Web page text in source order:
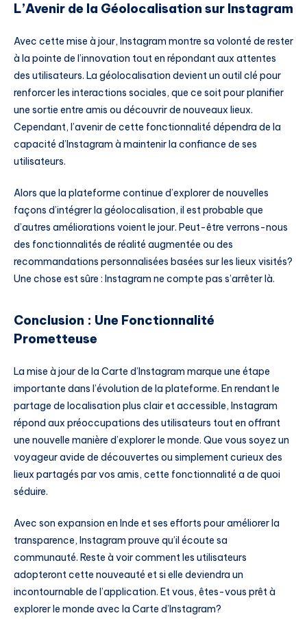
L’Avenir de la Géolocalisation sur Instagram
Avec cette mise à jour, Instagram montre sa volonté de rester
à la pointe de l’innovation tout en répondant aux attentes
des utilisateurs. La géolocalisation devient un outil clé pour
renforcer les interactions sociales, que ce soit pour planifier
une sortie entre amis ou découvrir de nouveaux lieux.
Cependant, l’avenir de cette fonctionnalité dépendra de la
capacité d’Instagram à maintenir la confiance de ses
utilisateurs.
Alors que la plateforme continue d’explorer de nouvelles
façons d’intégrer la géolocalisation, il est probable que
d’autres améliorations voient le jour. Peut-être verrons-nous
des fonctionnalités de réalité augmentée ou des
recommandations personnalisées basées sur les lieux visités?
Une chose est sûre : Instagram ne compte pas s’arrêter là.
Conclusion : Une Fonctionnalité
Prometteuse
La mise à jour de la Carte d’Instagram marque une étape
importante dans l’évolution de la plateforme. En rendant le
partage de localisation plus clair et accessible, Instagram
répond aux préoccupations des utilisateurs tout en offrant
une nouvelle manière d’explorer le monde. Que vous soyez un
voyageur avide de découvertes ou simplement curieux des
lieux partagés par vos amis, cette fonctionnalité a de quoi
séduire.
Avec son expansion en Inde et ses efforts pour améliorer la
transparence, Instagram prouve qu’il écoute sa
communauté. Reste à voir comment les utilisateurs
adopteront cette nouveauté et si elle deviendra un
incontournable de l’application. Et vous, êtes-vous prêt à
explorer le monde avec la Carte d’Instagram?